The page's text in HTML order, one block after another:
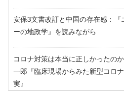
安保3文書改訂と中国の存在感：『
ーの地政学』を読みながら
コロナ対策は本当に正しかったの
一郎『臨床現場からみた新型コロ
実』